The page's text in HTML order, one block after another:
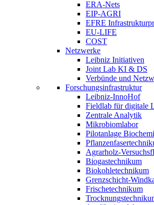
ERA-Nets
EIP-AGRI
EFRE
EU-LIFE
COST
Netzwerke
Leibniz Initiativen
Joint Lab KI & DS
Verbünde und
Forschungsinfrastruktur
Leibniz-InnoHof
Fieldlab für digitale
Zentrale Analytik
Mikrobiomlabor
Pilotanlage
Agrarholz-
Biogastechnikum
Biokohletechnikum
Grenzschicht-
Frischetechnikum